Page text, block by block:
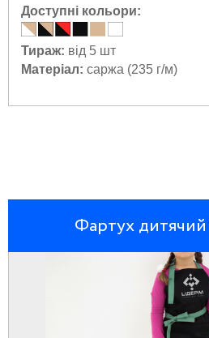
Доступні кольори:
Тираж: від 5 шт
Матеріал: саржа (235 г/м)
Фартух